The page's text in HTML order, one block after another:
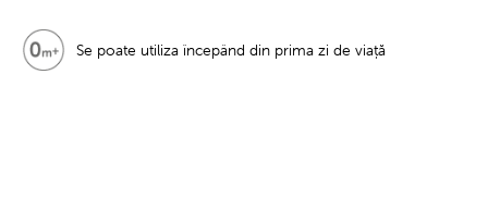
Se poate utiliza începând din prima zi de viață